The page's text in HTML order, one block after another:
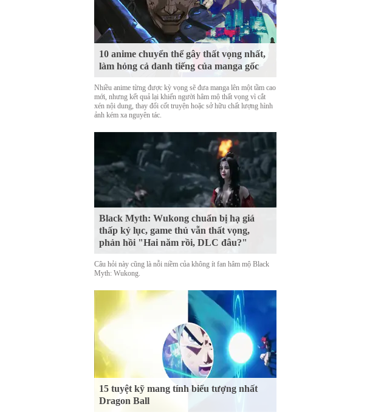
10 anime chuyển thể gây thất vọng nhất,
làm hỏng cả danh tiếng của manga gốc
Nhiều anime từng được kỳ vọng sẽ đưa manga lên một tầm cao
mới, nhưng kết quả lại khiến người hâm mộ thất vọng vì cắt
xén nội dung, thay đổi cốt truyện hoặc sở hữu chất lượng hình
ảnh kém xa nguyên tác.
Black Myth: Wukong chuẩn bị hạ giá
thấp kỷ lục, game thủ vẫn thất vọng,
phản hồi "Hai năm rồi, DLC đâu?"
Câu hỏi này cũng là nỗi niềm của không ít fan hâm mộ Black
Myth: Wukong.
15 tuyệt kỹ mang tính biểu tượng nhất
Dragon Ball